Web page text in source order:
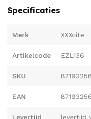
Belangrijkste
Gevoerde
Geschikt voor
Gebruikte
Specificaties
Merk XXXcite
Artikelcode EZL136
SKU
EAN
Levertijd levertijd